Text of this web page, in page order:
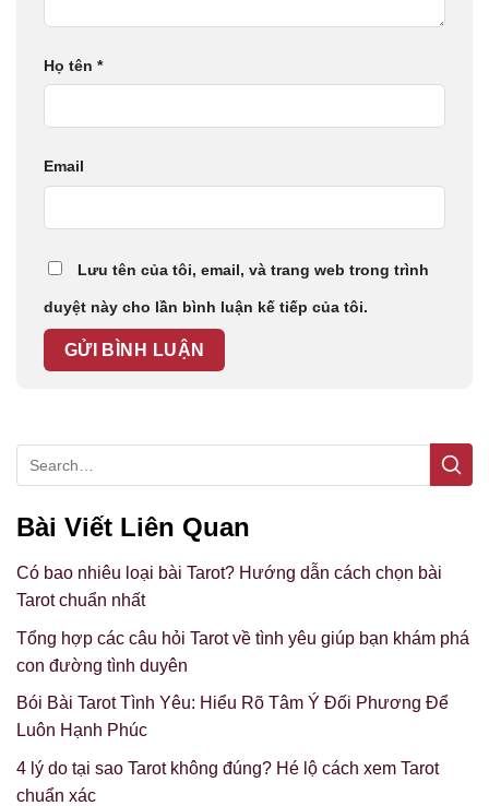
Họ tên *
Email
Lưu tên của tôi, email, và trang web trong trình
duyệt này cho lần bình luận kế tiếp của tôi.
Bài Viết Liên Quan
Có bao nhiêu loại bài Tarot? Hướng dẫn cách chọn bài
Tarot chuẩn nhất
Tổng hợp các câu hỏi Tarot về tình yêu giúp bạn khám phá
con đường tình duyên
Bói Bài Tarot Tình Yêu: Hiểu Rõ Tâm Ý Đối Phương Để
Luôn Hạnh Phúc
4 lý do tại sao Tarot không đúng? Hé lộ cách xem Tarot
chuẩn xác